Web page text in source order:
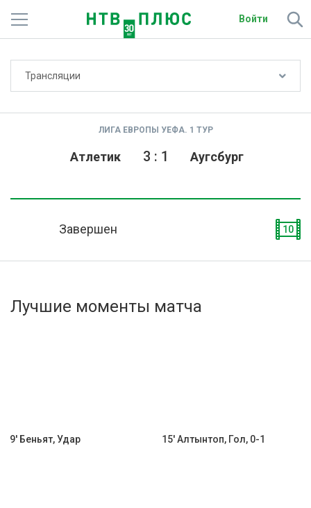
Войти
Активировать промокод
Трансляции
ЛИГА ЕВРОПЫ УЕФА. 1 ТУР
Атлетик Аугсбург
3 : 1
Завершен 10
Лучшие моменты матча
9' Беньят, Удар 15' Алтынтоп, Гол, 0-1